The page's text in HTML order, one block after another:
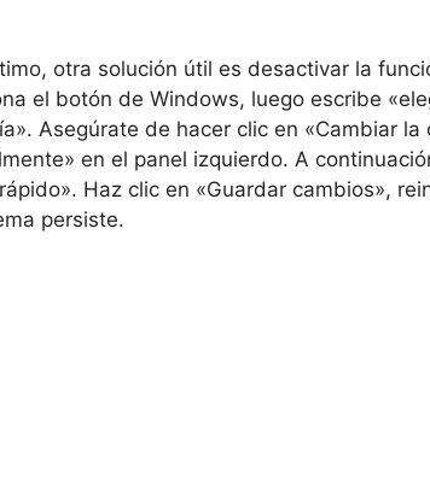
otra solución útil es desactivar la
el botón de Windows, luego escribe
Asegúrate de hacer clic en «Cambiar
en el panel izquierdo. A
Haz clic en «Guardar cambios»,
persiste.